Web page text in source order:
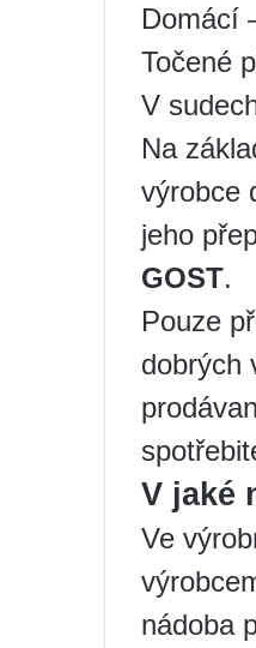
Domácí
Točené
V
Na
výrobce
jeho
GOST.
Pouze
dobrých
V jaké
Ve
nádoba